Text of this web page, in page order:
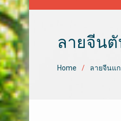
ลายจีน
Home ลายจีนแ